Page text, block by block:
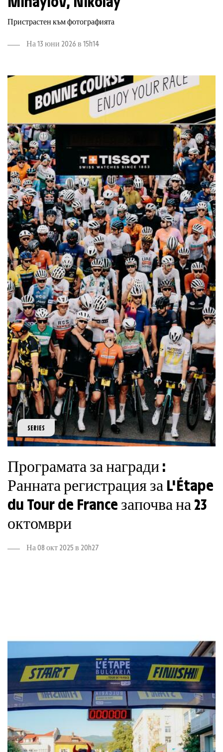
Пристрастен към фотографията
На 13 юни 2026 в 15h14
SERIES
Програмата за награди :
Ранната регистрация за L'Étape
du Tour de France започва на 23
октомври
На 08 окт 2025 в 20h27